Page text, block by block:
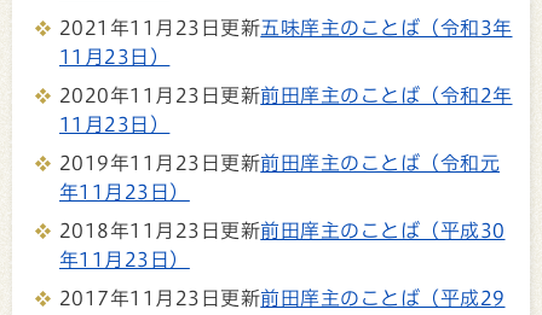
2021年11月23日更新五味庠主のことば（令和3年
11月23日）
2020年11月23日更新前田庠主のことば（令和2年
11月23日）
2019年11月23日更新前田庠主のことば（令和元
年11月23日）
2018年11月23日更新前田庠主のことば（平成30
年11月23日）
2017年11月23日更新前田庠主のことば（平成29